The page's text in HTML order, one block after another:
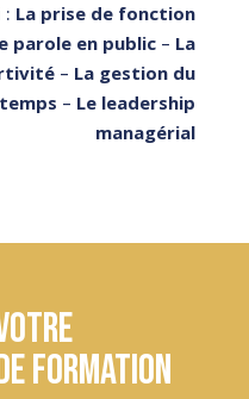
: La prise de fonction
parole en public – La
– La gestion du
– Le leadership
managérial
formation